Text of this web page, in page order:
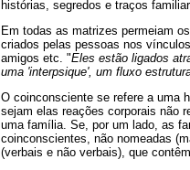
histórias, segredos e traços
Em todas as matrizes permeiam
criados pelas pessoas nos
amigos etc. "Eles estão ligados
uma 'interpsique', um fluxo
O coinconsciente se refere a uma
sejam elas reações corporais não
uma família. Se, por um lado, as
coinconscientes, não nomeadas
(verbais e não verbais), que